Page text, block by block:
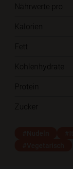
Nährwerte pro
Kalorien
Fett
Kohlenhydrate
Protein
Zucker